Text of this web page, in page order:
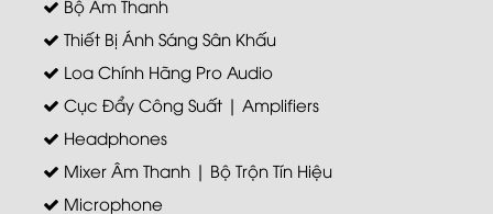
Thiết Bị Ánh Sáng Sân Khấu
Loa Chính Hãng Pro Audio
Cục Đẩy Công Suất | Amplifiers
Headphones
Mixer Âm Thanh | Bộ Trộn Tín Hiệu
Microphone